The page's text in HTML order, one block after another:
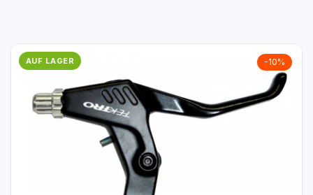
AUF LAGER -10%